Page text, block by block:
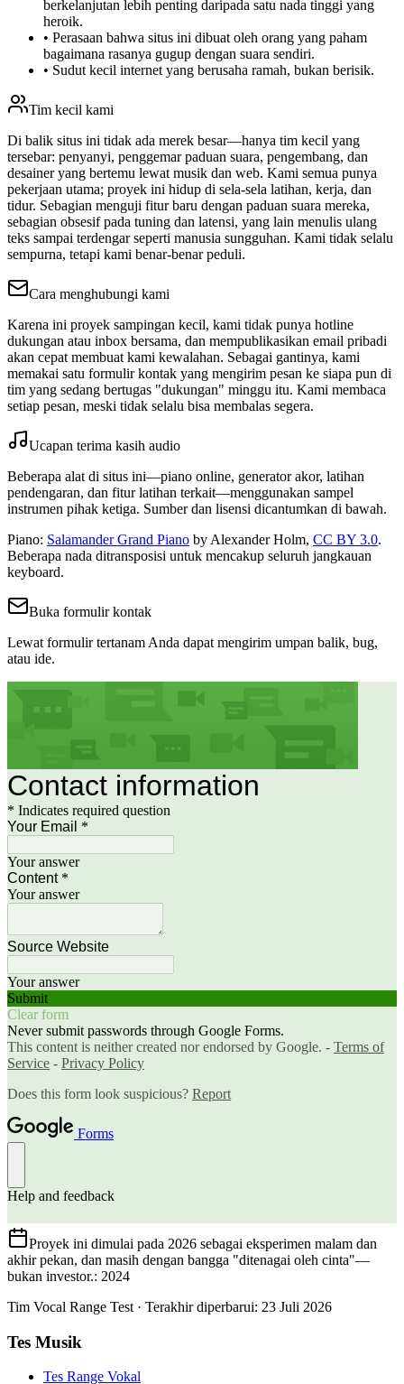
berkelanjutan lebih penting daripada satu nada tinggi yang
heroik.
• Perasaan bahwa situs ini dibuat oleh orang yang paham
bagaimana rasanya gugup dengan suara sendiri.
• Sudut kecil internet yang berusaha ramah, bukan berisik.
Tim kecil kami
Di balik situs ini tidak ada merek besar—hanya tim kecil yang
tersebar: penyanyi, penggemar paduan suara, pengembang, dan
desainer yang bertemu lewat musik dan web. Kami semua punya
pekerjaan utama; proyek ini hidup di sela-sela latihan, kerja, dan
tidur. Sebagian menguji fitur baru dengan paduan suara mereka,
sebagian obsesif pada tuning dan latensi, yang lain menulis ulang
teks sampai terdengar seperti manusia sungguhan. Kami tidak selalu
sempurna, tetapi kami benar-benar peduli.
Cara menghubungi kami
Karena ini proyek sampingan kecil, kami tidak punya hotline
dukungan atau inbox bersama, dan mempublikasikan email pribadi
akan cepat membuat kami kewalahan. Sebagai gantinya, kami
memakai satu formulir kontak yang mengirim pesan ke siapa pun di
tim yang sedang bertugas "dukungan" minggu itu. Kami membaca
setiap pesan, meski tidak selalu bisa membalas segera.
Ucapan terima kasih audio
Beberapa alat di situs ini—piano online, generator akor, latihan
pendengaran, dan fitur latihan terkait—menggunakan sampel
instrumen pihak ketiga. Sumber dan lisensi dicantumkan di bawah.
Piano: Salamander Grand Piano by Alexander Holm, CC BY 3.0.
Beberapa nada ditransposisi untuk mencakup seluruh jangkauan
keyboard.
Buka formulir kontak
Lewat formulir tertanam Anda dapat mengirim umpan balik, bug,
atau ide.
Proyek ini dimulai pada 2026 sebagai eksperimen malam dan
akhir pekan, dan masih dengan bangga "ditenagai oleh cinta"—
bukan investor.: 2024
Tim Vocal Range Test · Terakhir diperbarui: 23 Juli 2026
Tes Musik
Tes Range Vokal